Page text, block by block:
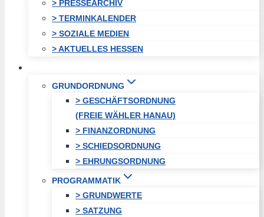
> PRESSEARCHIV
> TERMINKALENDER
> SOZIALE MEDIEN
> AKTUELLES HESSEN
GRUNDORDNUNG
> GESCHÄFTSORDNUNG
(FREIE WÄHLER HANAU)
> FINANZORDNUNG
> SCHIEDSORDNUNG
> EHRUNGSORDNUNG
PROGRAMMATIK
> GRUNDWERTE
> SATZUNG